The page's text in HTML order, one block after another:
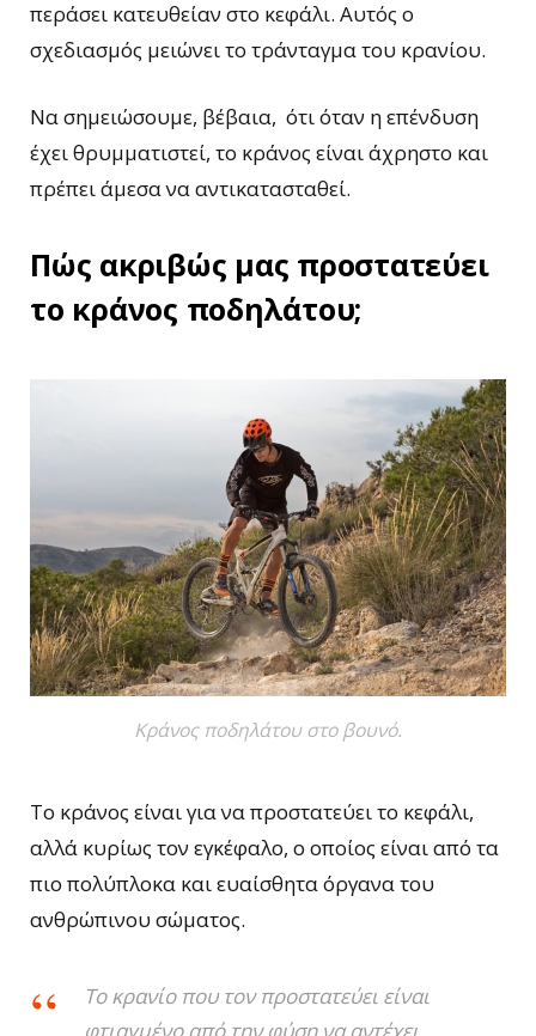
περάσει κατευθείαν στο κεφάλι. Αυτός ο
σχεδιασμός μειώνει το τράνταγμα του κρανίου.
Να σημειώσουμε, βέβαια, ότι όταν η επένδυση
έχει θρυμματιστεί, το κράνος είναι άχρηστο και
πρέπει άμεσα να αντικατασταθεί.
Πώς ακριβώς μας προστατεύει
το κράνος ποδηλάτου;
Κράνος ποδηλάτου στο βουνό.
Το κράνος είναι για να προστατεύει το κεφάλι,
αλλά κυρίως τον εγκέφαλο, ο οποίος είναι από τα
πιο πολύπλοκα και ευαίσθητα όργανα του
ανθρώπινου σώματος.
Το κρανίο που τον προστατεύει είναι